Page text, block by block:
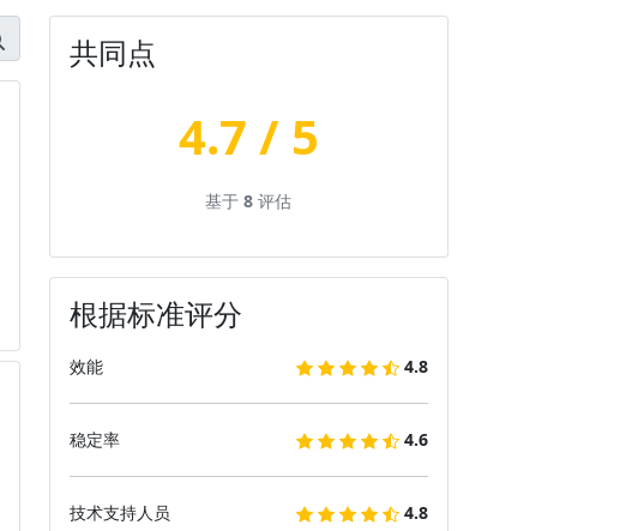
共同点
4.7 / 5
基于8 评估
根据标准评分
效能 4.8
稳定率 4.6
技术支持人员 4.8